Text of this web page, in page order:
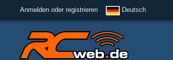
Anmelden oder registrieren Deutsch